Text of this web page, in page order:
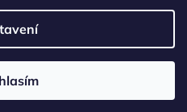
práva vyhrazena. |
267/29, Opava, 746 01